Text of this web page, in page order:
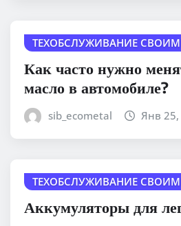
ТЕХОБСЛУЖИВАНИЕ
Как часто нужно
масло в автомобиле?
sib_ecometal Янв 25,
ТЕХОБСЛУЖИВАНИЕ
Аккумуляторы для